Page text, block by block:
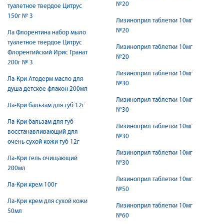
туалетное твердое Цитрус
150г № 3
Ла Флорентина набор мыло
туалетное твердое Цитрус
Флорентийский Ирис Гранат
200г № 3
Ла-Кри Атодерм масло для
душа детское флакон 200мл
Ла-Кри бальзам для губ 12г
Ла-Кри бальзам для губ
восстанавливающий для
очень сухой кожи губ 12г
Ла-Кри гель очищающий
200мл
Ла-Кри крем 100г
Ла-Кри крем для сухой кожи
50мл
№20
Лизиноприл таблетки 10мг
№20
Лизиноприл таблетки 10мг
№20
Лизиноприл таблетки 10мг
№30
Лизиноприл таблетки 10мг
№30
Лизиноприл таблетки 10мг
№30
Лизиноприл таблетки 10мг
№30
Лизиноприл таблетки 10мг
№50
Лизиноприл таблетки 10мг
№60